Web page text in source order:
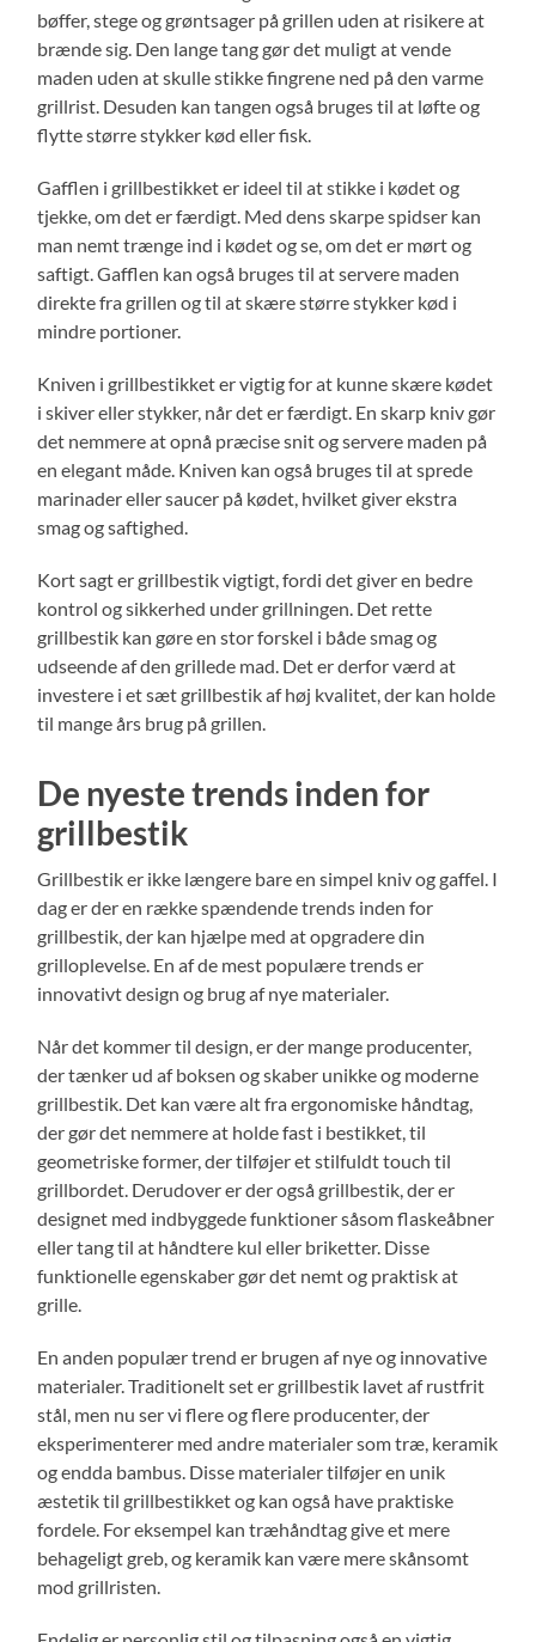
bøffer, stege og grøntsager på grillen uden at risikere at
brænde sig. Den lange tang gør det muligt at vende
maden uden at skulle stikke fingrene ned på den varme
grillrist. Desuden kan tangen også bruges til at løfte og
flytte større stykker kød eller fisk.
Gafflen i grillbestikket er ideel til at stikke i kødet og
tjekke, om det er færdigt. Med dens skarpe spidser kan
man nemt trænge ind i kødet og se, om det er mørt og
saftigt. Gafflen kan også bruges til at servere maden
direkte fra grillen og til at skære større stykker kød i
mindre portioner.
Kniven i grillbestikket er vigtig for at kunne skære kødet
i skiver eller stykker, når det er færdigt. En skarp kniv gør
det nemmere at opnå præcise snit og servere maden på
en elegant måde. Kniven kan også bruges til at sprede
marinader eller saucer på kødet, hvilket giver ekstra
smag og saftighed.
Kort sagt er grillbestik vigtigt, fordi det giver en bedre
kontrol og sikkerhed under grillningen. Det rette
grillbestik kan gøre en stor forskel i både smag og
udseende af den grillede mad. Det er derfor værd at
investere i et sæt grillbestik af høj kvalitet, der kan holde
til mange års brug på grillen.
De nyeste trends inden for
grillbestik
Grillbestik er ikke længere bare en simpel kniv og gaffel. I
dag er der en række spændende trends inden for
grillbestik, der kan hjælpe med at opgradere din
grilloplevelse. En af de mest populære trends er
innovativt design og brug af nye materialer.
Når det kommer til design, er der mange producenter,
der tænker ud af boksen og skaber unikke og moderne
grillbestik. Det kan være alt fra ergonomiske håndtag,
der gør det nemmere at holde fast i bestikket, til
geometriske former, der tilføjer et stilfuldt touch til
grillbordet. Derudover er der også grillbestik, der er
designet med indbyggede funktioner såsom flaskeåbner
eller tang til at håndtere kul eller briketter. Disse
funktionelle egenskaber gør det nemt og praktisk at
grille.
En anden populær trend er brugen af nye og innovative
materialer. Traditionelt set er grillbestik lavet af rustfrit
stål, men nu ser vi flere og flere producenter, der
eksperimenterer med andre materialer som træ, keramik
og endda bambus. Disse materialer tilføjer en unik
æstetik til grillbestikket og kan også have praktiske
fordele. For eksempel kan træhåndtag give et mere
behageligt greb, og keramik kan være mere skånsomt
mod grillristen.